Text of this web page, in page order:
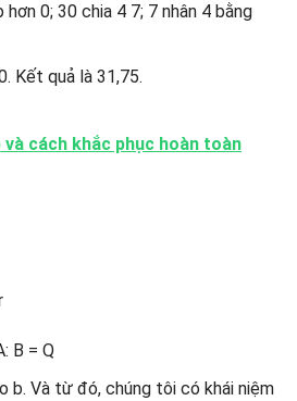
0; 30 chia 4 7; 7 nhân 4 bằng
Kết quả là 31,75.
cách khắc phục hoàn toàn
B = Q
b. Và từ đó, chúng tôi có khái niệm